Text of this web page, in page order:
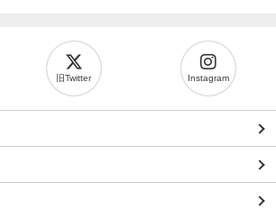
旧Twitter Instagram